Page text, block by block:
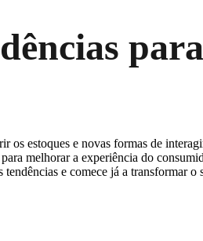
os estoques e novas formas de
melhorar a experiência do
e comece já a transformar o